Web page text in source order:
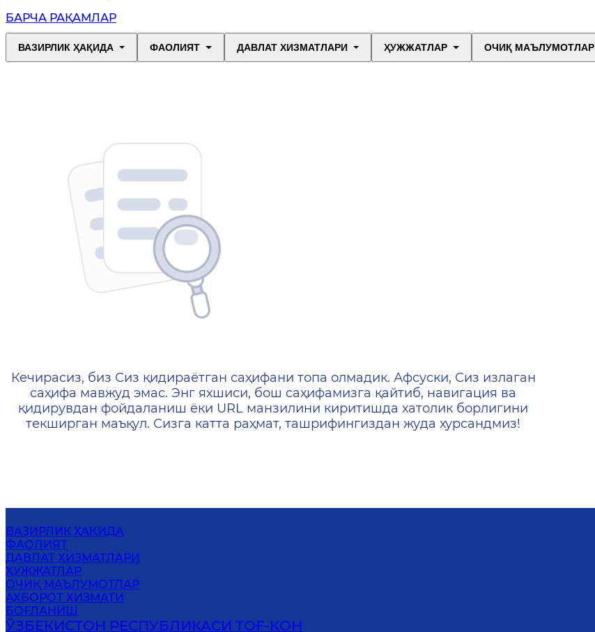
БАРЧА РАҚАМЛАР
ВАЗИРЛИК ҲАҚИДА ФАОЛИЯТ ДАВЛАТ ХИЗМАТЛАРИ ҲУЖЖАТЛАР ОЧИҚ МАЪЛУМОТЛАР
404 — Страница не найдена
Кечирасиз, биз Сиз қидираётган саҳифани топа олмадик. Афсуски, Сиз излаган
саҳифа мавжуд эмас. Энг яхшиси, бош саҳифамизга қайтиб, навигация ва
қидирувдан фойдаланиш ёки URL манзилини киритишда хатолик борлигини
текширган маъқул. Сизга катта раҳмат, ташрифингиздан жуда хурсандмиз!
ВАЗИРЛИК ҲАҚИДА
ФАОЛИЯТ
ДАВЛАТ ХИЗМАТЛАРИ
ҲУЖЖАТЛАР
ОЧИҚ МАЪЛУМОТЛАР
АХБОРОТ ХИЗМАТИ
БОҒЛАНИШ
ЎЗБЕКИСТОН РЕСПУБЛИКАСИ ТОҒ-КОН